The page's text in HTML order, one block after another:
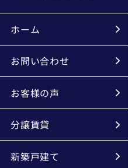
ホーム
お問い合わせ
お客様の声
分譲賃貸
新築戸建て